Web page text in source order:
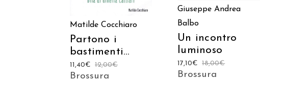
Matilde Cocchiaro
Partono i
bastimenti…
12,00€
11,40€
Brossura
Giuseppe Andrea
Balbo
Un incontro
luminoso
18,00€
17,10€
Brossura